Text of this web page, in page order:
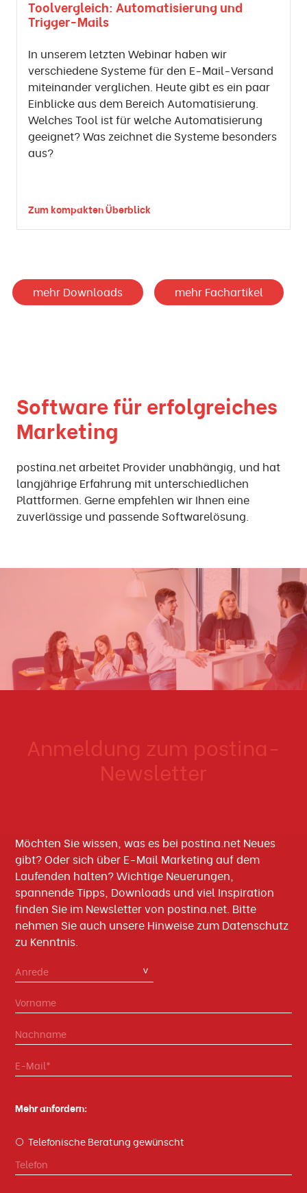
Toolvergleich: Automatisierung und
Trigger-Mails
In unserem letzten Webinar haben wir
verschiedene Systeme für den E-Mail-Versand
miteinander verglichen. Heute gibt es ein paar
Einblicke aus dem Bereich Automatisierung.
Welches Tool ist für welche Automatisierung
geeignet? Was zeichnet die Systeme besonders
aus?
Zum kompakten Überblick
mehr Downloads mehr Fachartikel
Software für erfolgreiches
Marketing
postina.net arbeitet Provider unabhängig, und hat
langjährige Erfahrung mit unterschiedlichen
Plattformen. Gerne empfehlen wir Ihnen eine
zuverlässige und passende Softwarelösung.
Anmeldung zum postina-
Newsletter
Mehr anfordern:
Telefonische Beratung gewünscht
Möchten Sie wissen, was es bei postina.net Neues
gibt? Oder sich über E-Mail Marketing auf dem
Laufenden halten? Wichtige Neuerungen,
spannende Tipps, Downloads und viel Inspiration
finden Sie im Newsletter von postina.net. Bitte
nehmen Sie auch unsere Hinweise zum Datenschutz
zu Kenntnis.